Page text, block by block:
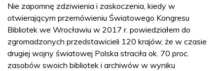
Nie zapomnę zdziwienia i zaskoczenia, kiedy w
otwierającym przemówieniu Światowego Kongresu
Bibliotek we Wrocławiu w 2017 r. powiedziałem do
zgromadzonych przedstawicieli 120 krajów, że w czasie
drugiej wojny światowej Polska straciła ok. 70 proc.
zasobów swoich bibliotek i archiwów w wyniku